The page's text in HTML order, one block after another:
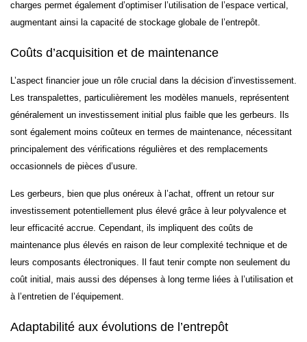
charges permet également d’optimiser l’utilisation de l’espace vertical,
augmentant ainsi la capacité de stockage globale de l’entrepôt.
Coûts d’acquisition et de maintenance
L’aspect financier joue un rôle crucial dans la décision d’investissement.
Les transpalettes, particulièrement les modèles manuels, représentent
généralement un investissement initial plus faible que les gerbeurs. Ils
sont également moins coûteux en termes de maintenance, nécessitant
principalement des vérifications régulières et des remplacements
occasionnels de pièces d’usure.
Les gerbeurs, bien que plus onéreux à l’achat, offrent un retour sur
investissement potentiellement plus élevé grâce à leur polyvalence et
leur efficacité accrue. Cependant, ils impliquent des coûts de
maintenance plus élevés en raison de leur complexité technique et de
leurs composants électroniques. Il faut tenir compte non seulement du
coût initial, mais aussi des dépenses à long terme liées à l’utilisation et
à l’entretien de l’équipement.
Adaptabilité aux évolutions de l’entrepôt